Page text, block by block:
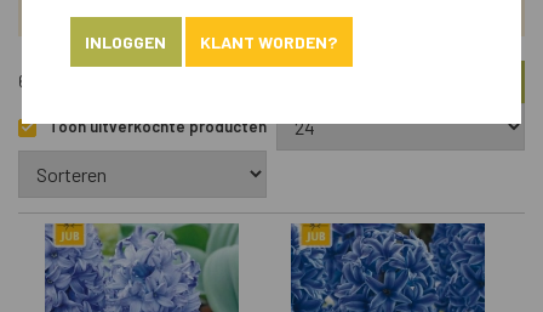
676 Artikelen
Toon uitverkochte producten
INLOGGEN KLANT WORDEN?